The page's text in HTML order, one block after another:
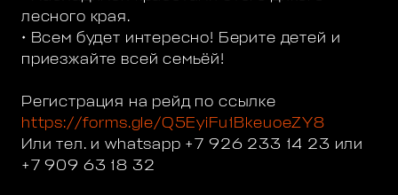
лесного края.
• Всем будет интересно! Берите детей и
приезжайте всей семьёй!
Регистрация на рейд по ссылке
https://forms.gle/Q5EyiFu1BkeuoeZY8
Или тел. и whatsapp +7 926 233 14 23 или
+7 909 63 18 32